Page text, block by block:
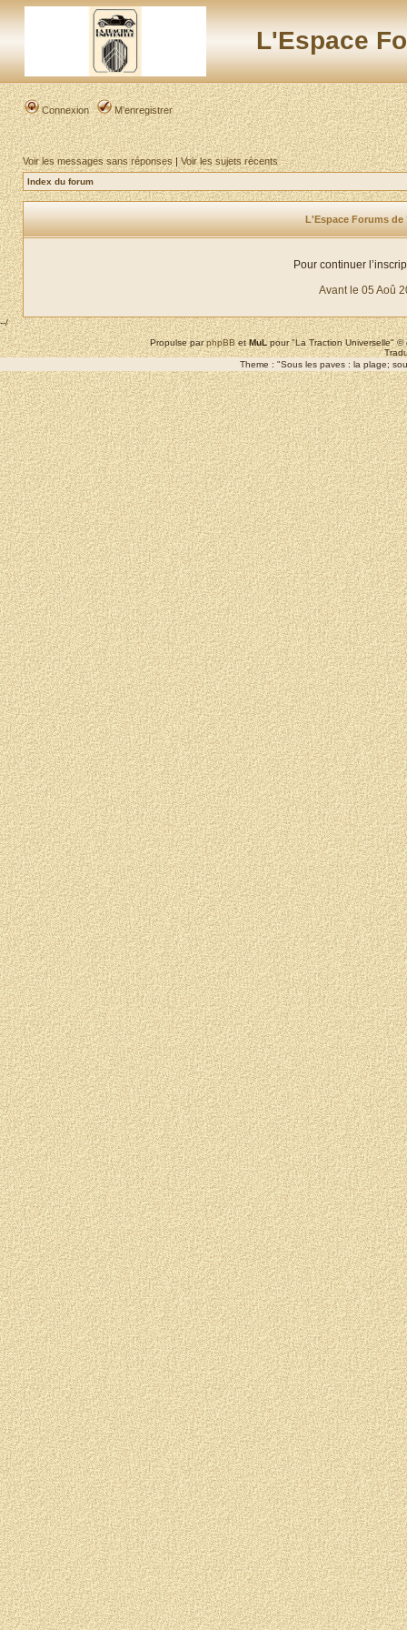
L'Espace
Connexion M’enregistrer
Voir les messages sans réponses|Voir les sujets récents
Index du forum
L'Espace Forums
Pour continuer
Avant le 05 Aoû
--/
Propulse parphpBBetMuLpour "La Traction Universelle"
Theme : "Sous les paves : la plage;